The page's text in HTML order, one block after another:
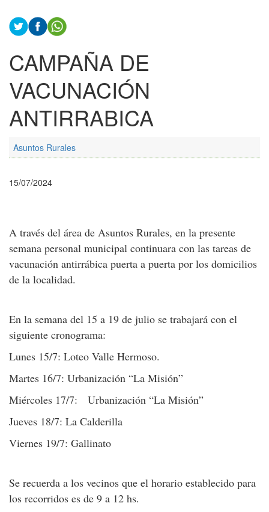
CAMPAÑA DE
VACUNACIÓN
ANTIRRABICA
Asuntos Rurales
15/07/2024
A través del área de Asuntos Rurales, en la presente
semana personal municipal continuara con las tareas de
vacunación antirrábica puerta a puerta por los domicilios
de la localidad.
En la semana del 15 a 19 de julio se trabajará con el
siguiente cronograma:
Lunes 15/7: Loteo Valle Hermoso.
Martes 16/7: Urbanización “La Misión”
Miércoles 17/7: Urbanización “La Misión”
Jueves 18/7: La Calderilla
Viernes 19/7: Gallinato
Se recuerda a los vecinos que el horario establecido para
los recorridos es de 9 a 12 hs.